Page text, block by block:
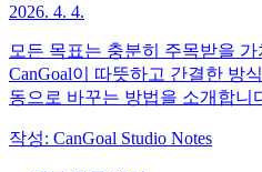
2026. 4. 4.
모든 목표는 충분히 주목받을
CanGoal이 따뜻하고 간결한 방
동으로 바꾸는 방법을 소개합니
작성: CanGoal Studio Notes